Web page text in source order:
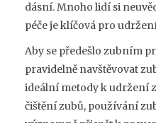
dásní. Mnoho lidí si
péče je klíčová pro
Aby se předešlo zubním
pravidelně navštěvovat
ideální metody k udržení
čištění zubů, používání